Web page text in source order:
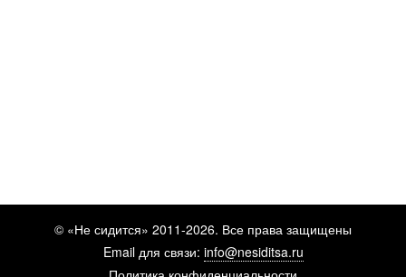
© «Не сидится» 2011-2026. Все права защищены
Email для связи: info@nesiditsa.ru